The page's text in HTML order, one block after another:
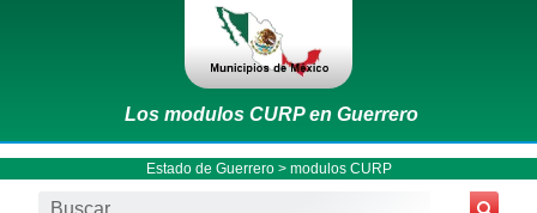
Los modulos CURP en Guerrero
Estado de Guerrero> modulos CURP